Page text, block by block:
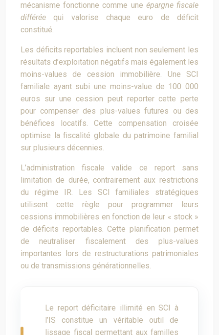
mécanisme fonctionne comme une épargne fiscale
différéequi valorise chaque euro de déficit
constitué.
Les déficits reportables incluent non seulement les
résultats d’exploitation négatifs mais également les
moins-values de cession immobilière. Une SCI
familiale ayant subi une moins-value de 100 000
euros sur une cession peut reporter cette perte
pour compenser des plus-values futures ou des
bénéfices locatifs. Cette compensation croisée
optimise la fiscalité globale du patrimoine familial
sur plusieurs décennies.
L’administration fiscale valide ce report sans
limitation de durée, contrairement aux restrictions
du régime IR. Les SCI familiales stratégiques
utilisent cette règle pour programmer leurs
cessions immobilières en fonction de leur « stock »
de déficits reportables. Cette planification permet
de neutraliser fiscalement des plus-values
importantes lors de restructurations patrimoniales
ou de transmissions générationnelles.
Le report déficitaire illimité en SCI à
l’IS constitue un véritable outil de
lissage fiscal permettant aux familles